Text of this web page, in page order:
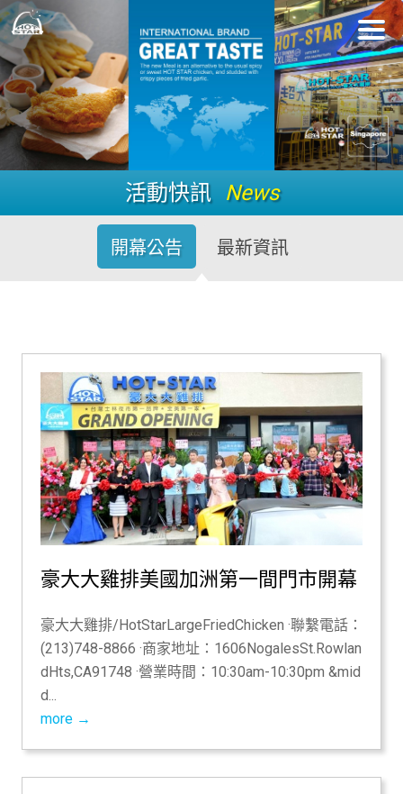
活動快訊 News
開幕公告 最新資訊
豪大大雞排美國加洲第一間門市開幕
豪大大雞排/HotStarLargeFriedChicken ·聯繫電話：
(213)748-8866 ·商家地址：1606NogalesSt.Rowlan
dHts,CA91748 ·營業時間：10:30am-10:30pm &mid
d...
more →